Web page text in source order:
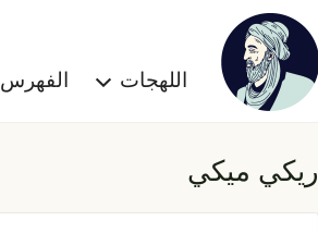
اللهجات الفهرس
ريكي ميكي